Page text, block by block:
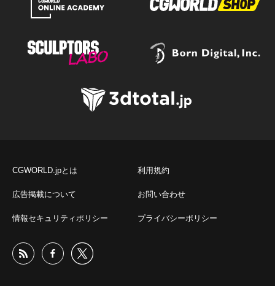
CGWORLD.jpとは 利用規約
広告掲載について お問い合わせ
情報セキュリティポリシー プライバシーポリシー